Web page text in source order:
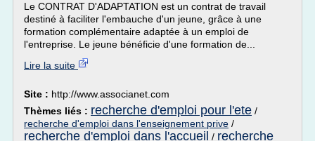
Le CONTRAT D'ADAPTATION est un contrat de travail
destiné à faciliter l'embauche d'un jeune, grâce à une
formation complémentaire adaptée à un emploi de
l'entreprise. Le jeune bénéficie d'une formation de...
Lire la suite
Site : http://www.associanet.com
Thèmes liés : recherche d'emploi pour l'ete /
recherche d'emploi dans l'enseignement prive /
recherche d'emploi dans l'accueil / recherche